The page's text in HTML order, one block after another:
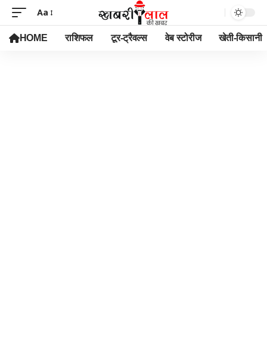
Aa
HOME राशिफल टूर-ट्रैवल्स वेब स्टोरीज खेती-किसानी